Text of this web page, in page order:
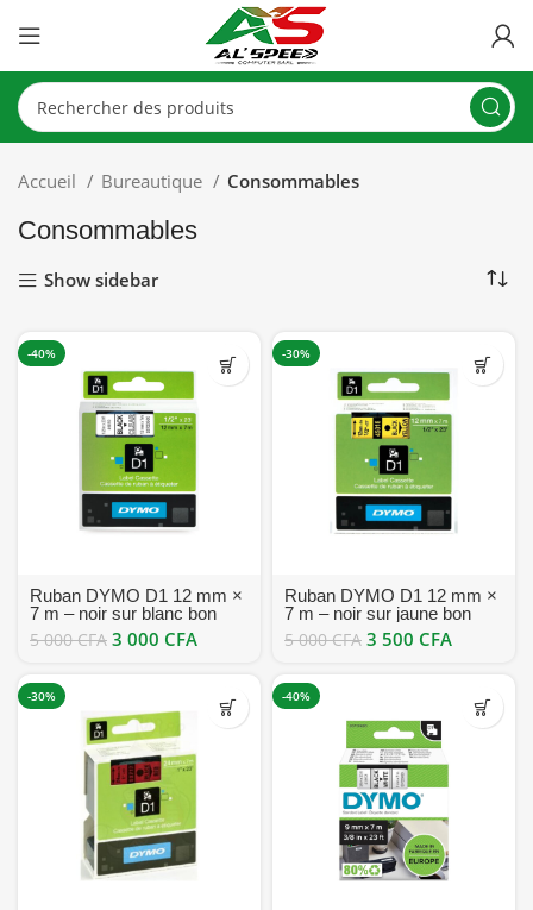
Accueil Bureautique Consommables
Consommables
Show sidebar
-40%
Ruban DYMO D1 12 mm ×
7 m – noir sur blanc bon
prix
5 000CFA 3 000 CFA
-30%
Ruban DYMO D1 12 mm ×
7 m – noir sur jaune bon
prix
5 000CFA 3 500 CFA
-30% -40%